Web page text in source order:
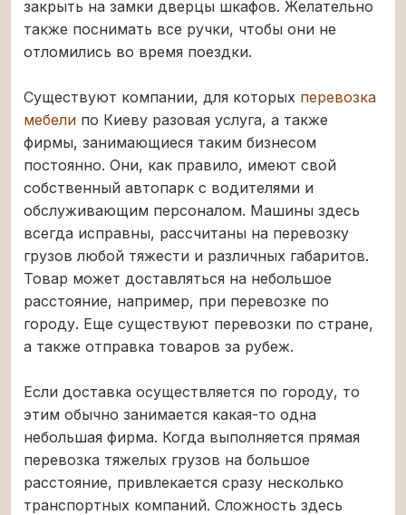
закрыть на замки дверцы шкафов. Желательно
также поснимать все ручки, чтобы они не
отломились во время поездки.
Существуют компании, для которых перевозка
мебели по Киеву разовая услуга, а также
фирмы, занимающиеся таким бизнесом
постоянно. Они, как правило, имеют свой
собственный автопарк с водителями и
обслуживающим персоналом. Машины здесь
всегда исправны, рассчитаны на перевозку
грузов любой тяжести и различных габаритов.
Товар может доставляться на небольшое
расстояние, например, при перевозке по
городу. Еще существуют перевозки по стране,
а также отправка товаров за рубеж.
Если доставка осуществляется по городу, то
этим обычно занимается какая-то одна
небольшая фирма. Когда выполняется прямая
перевозка тяжелых грузов на большое
расстояние, привлекается сразу несколько
транспортных компаний. Сложность здесь